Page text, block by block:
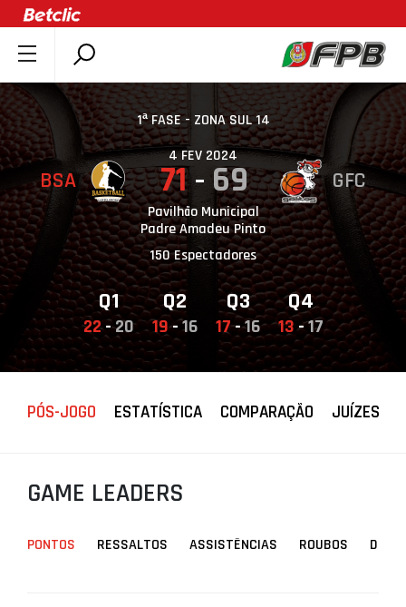
SOBRE A FPB
DOCUMENTOS
ÚLTIMAS
COMPETIÇÕES
ASSOCIAÇÕES
CLUBES
AGENTES
AGENDA
SELEÇÕES
MINIBASQUETE
ÁREA TÉCNICA
LIGA BETCLIC FEMININA
1ª FASE - ZONA SUL 14
4 FEV 2024
BSA 71 69 GFC
Pavilhão Municipal
Padre Amadeu Pinto
150 Espectadores
Q1
22-20
Q2
19-16
Q3
17-16
Q4
13-17
PÓS-JOGO ESTATÍSTICA COMPARAÇÃO JUÍZES
GAME LEADERS
PONTOS RESSALTOS ASSISTÊNCIAS ROUBOS